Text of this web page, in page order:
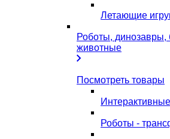
Летающие
Роботы, динозавры,
животные
Посмотреть товары
Роботы -